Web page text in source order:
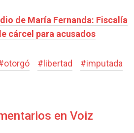
de María Fernanda: Fiscalía
cárcel para acusados
otorgó # libertad #imputada
en Voiz